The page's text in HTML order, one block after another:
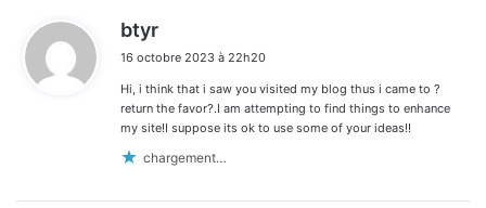
btyr
t
:
16 octobre 2023 à 22h20
Hi, i think that i saw you visited my blog thus i came to ?
return the favor?.I am attempting to find things to enhance
my site!I suppose its ok to use some of your ideas!!
chargement…